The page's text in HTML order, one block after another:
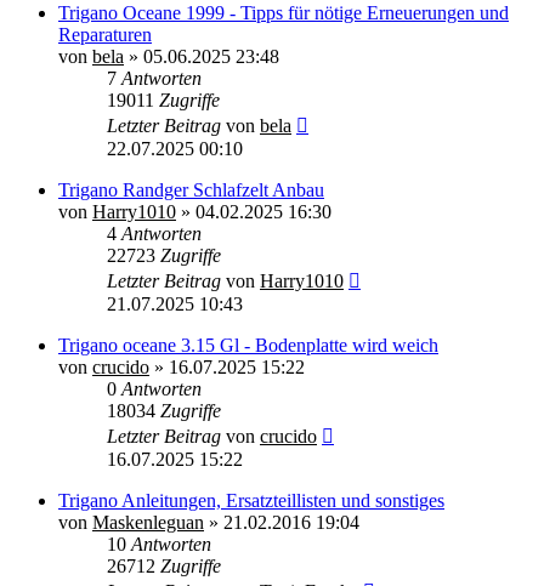
Trigano Oceane 1999 - Tipps für nötige Erneuerungen und
Reparaturen
von bela » 05.06.2025 23:48
7 Antworten
19011 Zugriffe
Letzter Beitrag von bela
22.07.2025 00:10
Trigano Randger Schlafzelt Anbau
von Harry1010 » 04.02.2025 16:30
4 Antworten
22723 Zugriffe
Letzter Beitrag von Harry1010
21.07.2025 10:43
Trigano oceane 3.15 Gl - Bodenplatte wird weich
von crucido » 16.07.2025 15:22
0 Antworten
18034 Zugriffe
Letzter Beitrag von crucido
16.07.2025 15:22
Trigano Anleitungen, Ersatzteillisten und sonstiges
von Maskenleguan » 21.02.2016 19:04
10 Antworten
26712 Zugriffe